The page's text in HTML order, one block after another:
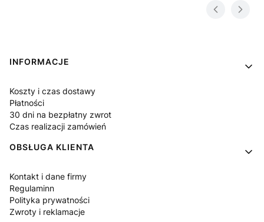
Linki w stopce
INFORMACJE
Koszty i czas dostawy
Płatności
30 dni na bezpłatny zwrot
Czas realizacji zamówień
OBSŁUGA KLIENTA
Kontakt i dane firmy
Regulaminn
Polityka prywatności
Zwroty i reklamacje